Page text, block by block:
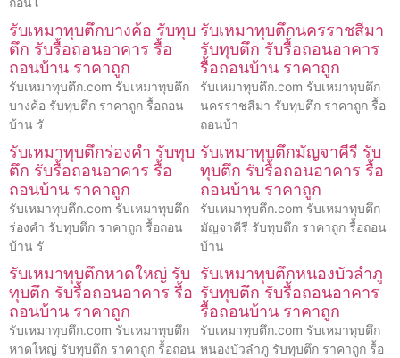
รับเหมาทุบตึกบางค้อ รับทุบ
ตึก รับรื้อถอนอาคาร รื้อ
ถอนบ้าน ราคาถูก
รับเหมาทุบตึก.com รับเหมาทุบตึก
บางค้อ รับทุบตึก ราคาถูก รื้อถอน
บ้าน รั
รับเหมาทุบตึกนครราชสีมา
รับทุบตึก รับรื้อถอนอาคาร
รื้อถอนบ้าน ราคาถูก
รับเหมาทุบตึก.com รับเหมาทุบตึก
นครราชสีมา รับทุบตึก ราคาถูก รื้อ
ถอนบ้า
รับเหมาทุบตึกร่องคำ รับทุบ
ตึก รับรื้อถอนอาคาร รื้อ
ถอนบ้าน ราคาถูก
รับเหมาทุบตึก.com รับเหมาทุบตึก
ร่องคำ รับทุบตึก ราคาถูก รื้อถอน
บ้าน รั
รับเหมาทุบตึกมัญจาคีรี รับ
ทุบตึก รับรื้อถอนอาคาร รื้อ
ถอนบ้าน ราคาถูก
รับเหมาทุบตึก.com รับเหมาทุบตึก
มัญจาคีรี รับทุบตึก ราคาถูก รื้อถอน
บ้าน
รับเหมาทุบตึกหาดใหญ่ รับ
ทุบตึก รับรื้อถอนอาคาร รื้อ
ถอนบ้าน ราคาถูก
รับเหมาทุบตึก.com รับเหมาทุบตึก
หาดใหญ่ รับทุบตึก ราคาถูก รื้อถอน
รับเหมาทุบตึกหนองบัวลำภู
รับทุบตึก รับรื้อถอนอาคาร
รื้อถอนบ้าน ราคาถูก
รับเหมาทุบตึก.com รับเหมาทุบตึก
หนองบัวลำภู รับทุบตึก ราคาถูก รื้อ